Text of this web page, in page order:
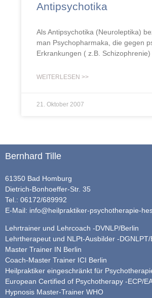
Antipsychotika
Als Antipsychotika (Neuroleptika)
man Psychopharmaka, die gegen
Erkrankungen ( z.B. Schizophrenie)
WEITERLESEN >>
21. Oktober 2007
Bernhard Tille
61350 Bad Homburg
Dietrich-Bonhoeffer-Str. 35
Tel.: 06172/689992
E-Mail: info@heilpraktiker-psychotherapie-
Lehrtrainer und Lehrcoach -DVNLP/Berlin
Lehrtherapeut und NLPt-Ausbilder -DGNLPT/
Master Trainer IN Berlin
Coach-Master Trainer ICI Berlin
Heilpraktiker eingeschränkt für
European Certified of Psychotherapy -ECP/
Hypnosis Master-Trainer WHO